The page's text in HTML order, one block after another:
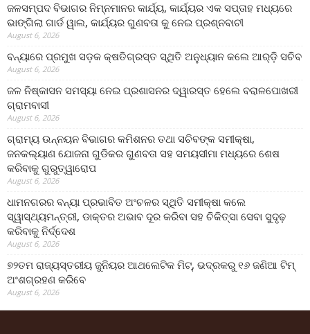
ଜଳସମ୍ପଦ ବିଭାଗର ନିମ୍ନମାନର କାର୍ଯ୍ୟ, କାର୍ଯ୍ୟର ଏକ ସପ୍ତାହ ମଧ୍ୟରେ
ଭାଙ୍ଗିଲା ଗାର୍ଡ ୱାଲ, କାର୍ଯ୍ୟର ଗୁଣବତା କୁ ନେଇ ପ୍ରଶ୍ନବାଚୀ
August 6, 2026
ବନ୍ୟାରେ ପ୍ରମୁଖ ସଡ଼କ କ୍ଷତିଗ୍ରସ୍ତ ସ୍ଥିତି ଅନୁଧ୍ୟାନ କଲେ ଆର୍‌ଡ଼ି ସଚିବ
August 6, 2026
ଜଳ ନିଷ୍କାସନ ସମସ୍ୟା ନେଇ ପ୍ରଶାସନର ଦ୍ୱାରସ୍ତ ହେଲେ ବରାଳପୋଖରୀ
ଗ୍ରାମବାସୀ
August 6, 2026
ଗ୍ରାମ୍ୟ ଉନ୍ନୟନ ବିଭାଗର କମିଶନର ତଥା ସଚିବଙ୍କ ସମୀକ୍ଷା,
ଜନକଲ୍ୟାଣ ଯୋଜନା ଗୁଡିକର ଗୁଣବତା ସହ ସମୟସୀମା ମଧ୍ୟରେ ଶେଷ
କରିବାକୁ ଗୁରୁତ୍ୱାରୋପ
August 6, 2026
ଧାମନଗରର ବନ୍ୟା ପ୍ରଭାବିତ ଅଂଚଳର ସ୍ଥିତି ସମୀକ୍ଷା କଲେ
ସ୍ୱାସ୍ଥ୍ୟମନ୍ତ୍ରୀ, ଡାକ୍ତର ଅଭାବ ଦୂର କରିବା ସହ ଚିକିତ୍ସା ସେବା ସୁଦୃଢ଼
କରିବାକୁ ନିର୍ଦ୍ଦେଶ
August 6, 2026
୭୨ତମ ରାଜ୍ୟସ୍ତରୀୟ ଜୁନିୟର ଆଥଲେଟିକ ମିଟ୍‌, ଭଦ୍ରକରୁ ୧୬ ଜଣିଆ ଟିମ୍
ଅଂଶଗ୍ରହଣ କରିବେ
August 6, 2026